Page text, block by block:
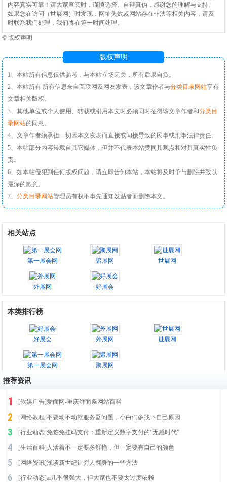
内容真实可靠！请大家查阅时，谨慎选择、自辩真伪，感谢您的理解与支持。
如果您在访问（世展网）时发现：网址失效或网站存在非法等相关内容，请及
时联系我们处理，我们将在第一时间处理。
© 版权声明
版权声明
1、本站所有信息仅供参考，与本站立场无关，所有后果自负。
2、本站所有 所有信息来自互联网及网友发表，该文章作者与分类目录网站享有
文章相关版权。
3、其他单位或个人使用、转载或引用本文时必须同时征得该文章作者和分类目
录网站的同意。
4、文章作者须承担一切因本文发表而直接或间接导致的民事或刑事法律责任。
5、本帖部分内容转载自其它媒体，但并不代表本站赞同其观点和对其真实性负
责。
6、如本帖侵犯到任何版权问题，请立即告知本站，本站将及时予与删除并致以
最深的歉意。
7、分类目录网站管理员有权不事先通知发贴者而删除本文。
相关站点
第一展会网 聚展网 世展网
外展网 好展会
本类排行榜
好展会 外展网 世展网
第一展会网 聚展网
推荐资讯
[软媒广告]爱面网-重庆鲜面条网站百科
[网络教程]不要动不动就服务器问题，小白们多找下自己原因
[行业动态]免签免挂码支付：重新定义数字支付的“无感时代”
[生活百科] 人活着不一定要多鲜艳，但一定要有自己的颜色
[网络资讯]浅谈新世纪让穷人翻身的一些方法
[行业动态]ai几乎很强大，但大家也不要太过度依赖